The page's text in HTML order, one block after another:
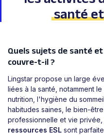
santé
Quels sujets de santé
couvre-t-il ?
Lingstar propose un large
liées à la santé, notamment
nutrition, l'hygiène du
habitudes saines, le bien-
professionnelle et vie
ressources ESL sont